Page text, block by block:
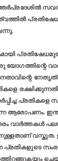
യോഗത്തിന്റെ
പ്രതികളെ
ആരോപണം.
വാര്‍ത്തകള്‍
വസ്തുത.
പ്രതികളുടെ